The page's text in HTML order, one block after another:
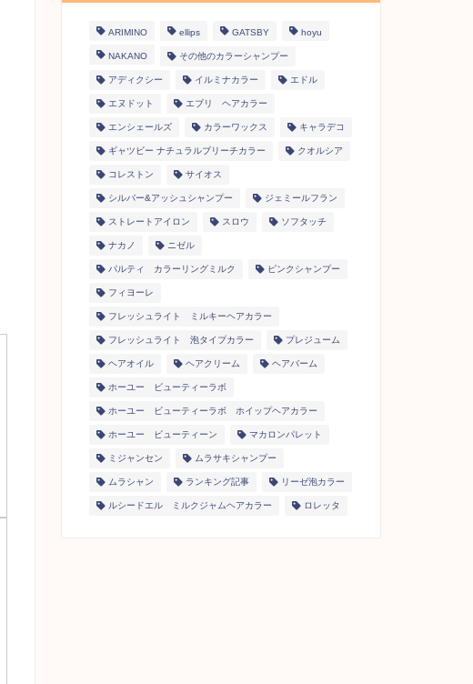
ARIMINO ellips GATSBY hoyu
NAKANO その他のカラーシャンプー
アディクシー イルミナカラー エドル
エヌドット エブリ ヘアカラー
エンシェールズ カラーワックス キャラデコ
ギャツビー ナチュラルブリーチカラー クオルシア
コレストン サイオス
シルバー&アッシュシャンプー ジェミールフラン
ストレートアイロン スロウ ソフタッチ
ナカノ ニゼル
パルティ カラーリングミルク ピンクシャンプー
フィヨーレ
フレッシュライト ミルキーヘアカラー
フレッシュライト 泡タイプカラー プレジューム
ヘアオイル ヘアクリーム ヘアバーム
ホーユー ビューティーラボ
ホーユー ビューティーラボ ホイップヘアカラー
ホーユー ビューティーン マカロンパレット
ミジャンセン ムラサキシャンプー
ムラシャン ランキング記事 リーゼ泡カラー
ルシードエル ミルクジャムヘアカラー ロレッタ